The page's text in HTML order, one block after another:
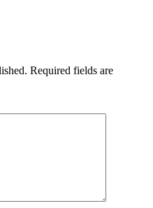
Required fields are